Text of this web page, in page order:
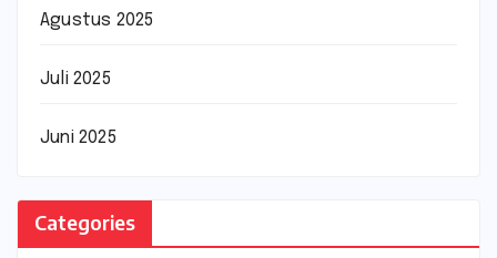
Agustus 2025
Juli 2025
Juni 2025
Categories